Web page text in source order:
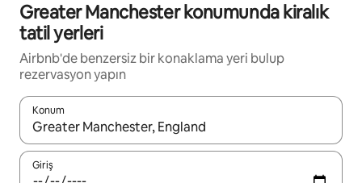
Greater Manchester konumunda kiralık
tatil yerleri
Airbnb'de benzersiz bir konaklama yeri bulup
rezervasyon yapın
Konum
Sonuçlar kullanılabilir olduğunda yukarı ve aşağı oklarıyla
Giriş